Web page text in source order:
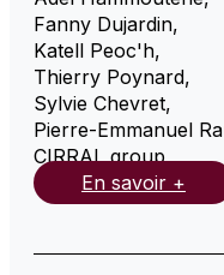
Fanny Dujardin,
Katell Peoc'h,
Thierry Poynard,
Sylvie Chevret,
Pierre-Emmanuel
CIRRAL group,
En savoir +